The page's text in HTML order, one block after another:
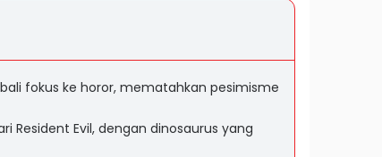
fokus ke horor, mematahkan pesimisme
Resident Evil, dengan dinosaurus yang